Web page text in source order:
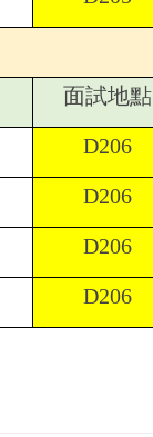
面試地點
D206
D206
D206
D206